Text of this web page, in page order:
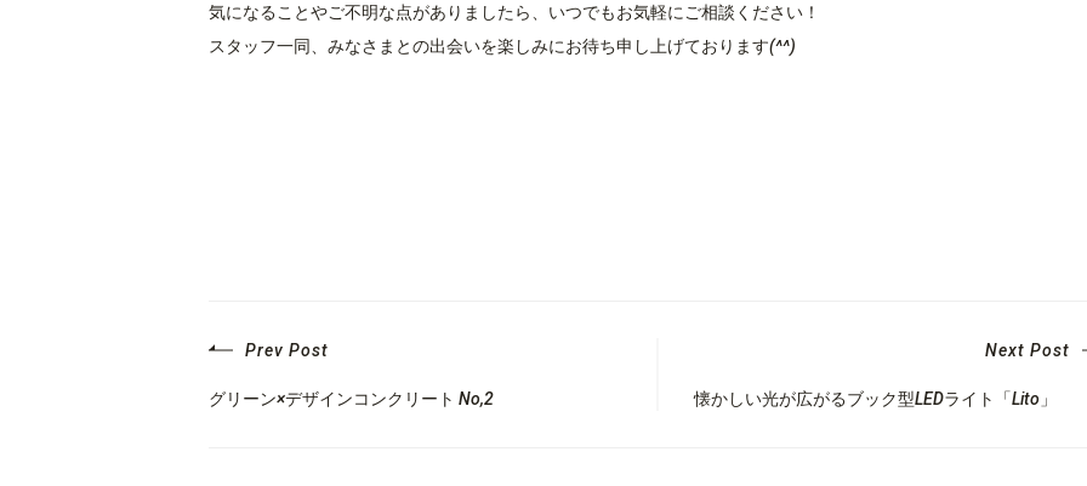
気になることやご不明な点がありましたら、いつでもお気軽にご相談ください！
スタッフ一同、みなさまとの出会いを楽しみにお待ち申し上げております(^^)
Prev Post
グリーン×デザインコンクリート No,2
Next Post
懐かしい光が広がるブック型LEDライト「Lito」